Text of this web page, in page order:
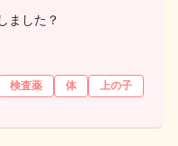
ました？
検査薬 体
上の子